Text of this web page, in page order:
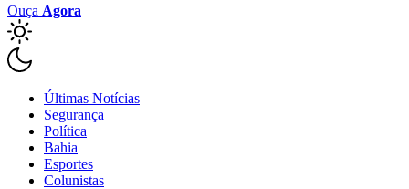
Ouça Agora
Últimas Notícias
Segurança
Política
Bahia
Esportes
Colunistas